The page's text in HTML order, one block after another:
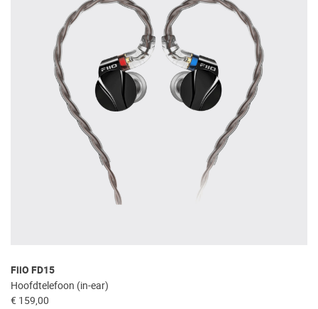
FiiO FD15
Hoofdtelefoon (in-ear)
€ 159,00